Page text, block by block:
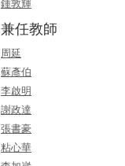
兼任教師
周延
蘇彥伯
李啟明
謝政達
張書豪
粘心華